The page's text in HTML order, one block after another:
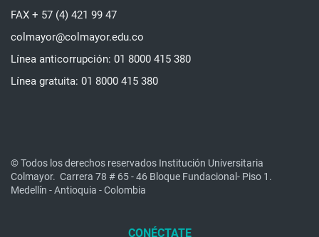
FAX + 57 (4) 421 99 47
colmayor@colmayor.edu.co
Línea anticorrupción: 01 8000 415 380
Línea gratuita: 01 8000 415 380
© Todos los derechos reservados Institución Universitaria
Colmayor. Carrera 78 # 65 - 46 Bloque Fundacional- Piso 1.
Medellín - Antioquia - Colombia